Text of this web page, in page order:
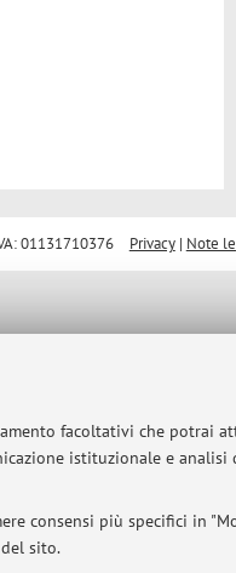
facoltativi che potrai
istituzionale e
consensi più specifici in
sito.
01131710376 Privacy| Note